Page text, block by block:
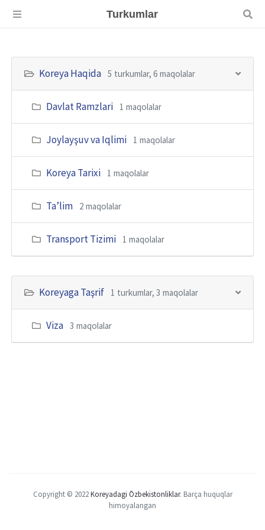
Turkumlar
Koreya Haqida 5 turkumlar, 6 maqolalar
Davlat Ramzlari 1 maqolalar
Joylayşuv va Iqlimi 1 maqolalar
Koreya Tarixi 1 maqolalar
Taʼlim 2 maqolalar
Transport Tizimi 1 maqolalar
Koreyaga Taşrif 1 turkumlar, 3 maqolalar
Viza 3 maqolalar
Copyright © 2022Koreyadagi Ōzbekistonliklar. Barça huquqlar
himoyalangan